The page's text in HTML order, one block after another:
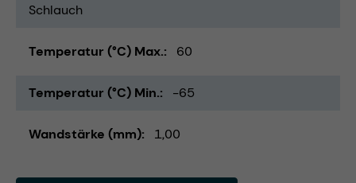
Schlauch
Temperatur (°C) Max. 60
Temperatur (°C) Min. -65
Wandstärke (mm) 1,00